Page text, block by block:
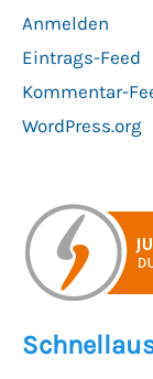
Anmelden
Eintrags-Feed
Kommentar-
WordPress.org